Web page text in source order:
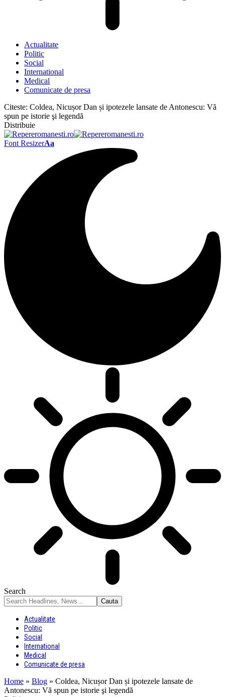
Actualitate
Politic
Social
International
Medical
Comunicate de presa
Citeste: Coldea, Nicușor Dan și ipotezele lansate de Antonescu: Vă
spun pe istorie şi legendă
Distribuie
Font ResizerAa
Search
Actualitate
Politic
Social
International
Medical
Comunicate de presa
Home » Blog » Coldea, Nicușor Dan și ipotezele lansate de
Antonescu: Vă spun pe istorie şi legendă